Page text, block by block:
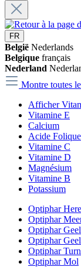
FR
België Nederlands
Belgique français
Nederland
Montre toutes
Afficher
Vitamine E
Calcium
Acide Folique
Vitamine C
Vitamine D
Magnésium
Vitamine B
Potassium
Optiphar
Optiphar
Optiphar
Optiphar
Optiphar
Optiphar Mol